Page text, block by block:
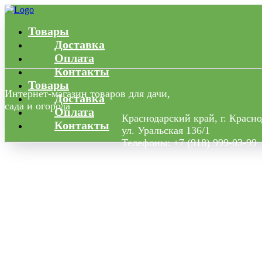
Товары
Доставка
Оплата
Контакты
Интернет-магазин товаров для дачи,
сада и огорода
Краснодарский край, г.
ул. Уральская 136/1
Телефоны: +7 (918) 999-03-99
Товары
Доставка
Оплата
Контакты